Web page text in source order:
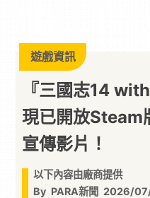
遊戲資訊
『三國志14
現已開放Steam
宣傳影片！
以下內容由廠商提供
By PARA新聞 2026/